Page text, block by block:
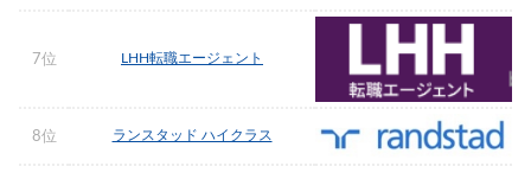
7位 LHH転職エージェント
8位 ランスタッド ハイクラス